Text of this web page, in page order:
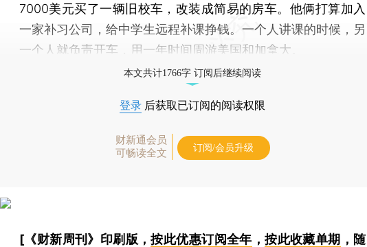
7000美元买了一辆旧校车，改装成简易的房车。他俩打算加入
一家补习公司，给中学生远程补课挣钱。一个人讲课的时候，另
一个人就负责开车，用一年时间周游美国和加拿大。
本文共计1766字 订阅后继续阅读
登录 后获取已订阅的阅读权限
财新通会员
可畅读全文
订阅/会员升级
[《财新周刊》印刷版，按此优惠订阅全年 ，按此收藏单期 ，随